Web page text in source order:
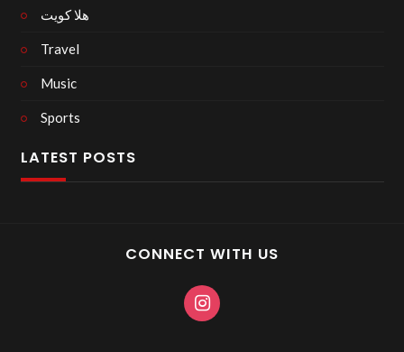
هلا كويت
Travel
Music
Sports
LATEST POSTS
CONNECT WITH US